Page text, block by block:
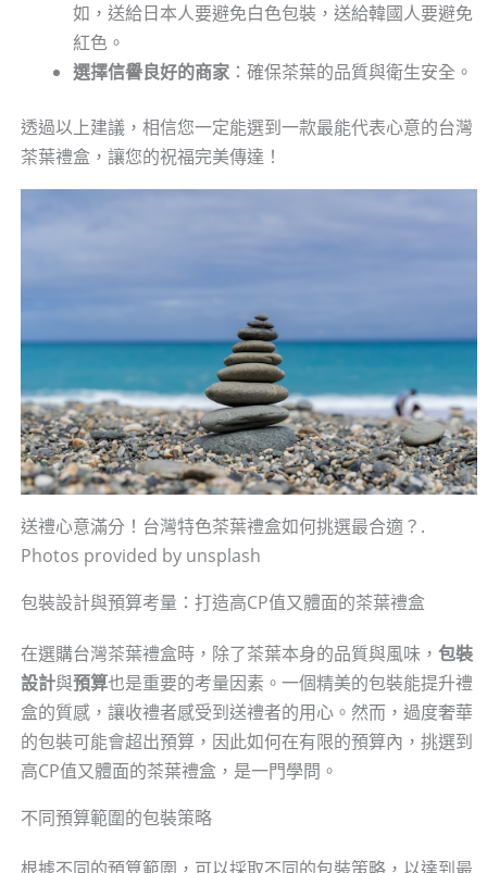
如，送給日本人要避免白色包裝，送給韓國人要避免
紅色。
選擇信譽良好的商家：確保茶葉的品質與衛生安全。
透過以上建議，相信您一定能選到一款最能代表心意的台灣
茶葉禮盒，讓您的祝福完美傳達！
送禮心意滿分！台灣特色茶葉禮盒如何挑選最合適？.
Photos provided by unsplash
包裝設計與預算考量：打造高CP值又體面的茶葉禮盒
在選購台灣茶葉禮盒時，除了茶葉本身的品質與風味， 包裝
設計與預算也是重要的考量因素。一個精美的包裝能提升禮
盒的質感，讓收禮者感受到送禮者的用心。然而，過度奢華
的包裝可能會超出預算，因此如何在有限的預算內，挑選到
高CP值又體面的茶葉禮盒，是一門學問。
不同預算範圍的包裝策略